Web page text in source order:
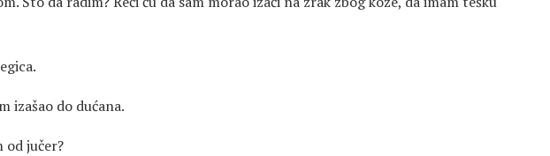
izašao do dućana.
od jučer?